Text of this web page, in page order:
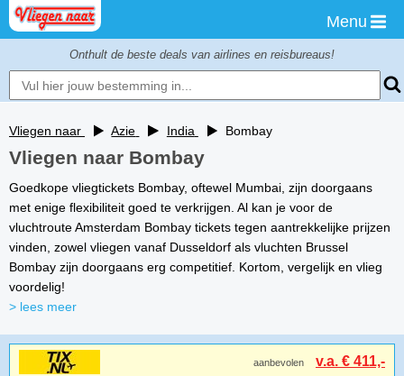
Menu
Onthult de beste deals van airlines en reisbureaus!
Vliegen naar Azie India Bombay
Vliegen naar Bombay
Goedkope vliegtickets Bombay, oftewel Mumbai, zijn doorgaans
met enige flexibiliteit goed te verkrijgen. Al kan je voor de
vluchtroute Amsterdam Bombay tickets tegen aantrekkelijke prijzen
vinden, zowel vliegen vanaf Dusseldorf als vluchten Brussel
Bombay zijn doorgaans erg competitief. Kortom, vergelijk en vlieg
voordelig!
> lees meer
aanbevolen v.a. € 411,-